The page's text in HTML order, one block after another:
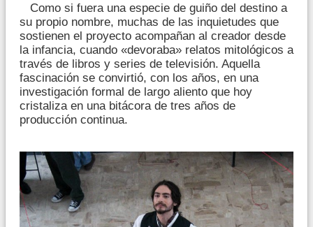
Como si fuera una especie de guiño del destino a
su propio nombre, muchas de las inquietudes que
sostienen el proyecto acompañan al creador desde
la infancia, cuando «devoraba» relatos mitológicos a
través de libros y series de televisión. Aquella
fascinación se convirtió, con los años, en una
investigación formal de largo aliento que hoy
cristaliza en una bitácora de tres años de
producción continua.